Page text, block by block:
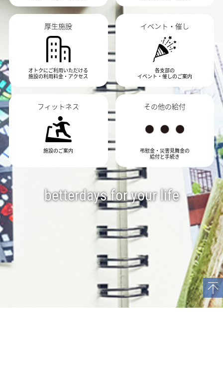
厚生施設
オトクにご利用いただける
施設の利用料金・アクセス
イベント・催し
各支部の
イベント・催しのご案内
フィットネス
施設のご案内
その他の給付
弔慰金・災害見舞金の
給付と手続き
betterdays for your life